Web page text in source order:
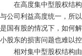
在高度集中型股权结构
与公司利益高度统一，所
是国有股的情况下，如何
小股东的损害问题也难以控
相对集中型股权结构由